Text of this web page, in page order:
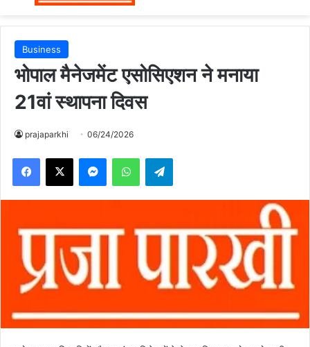
Business
भोपाल मैनेजमेंट एसोसिएशन ने मनाया
21वां स्थापना दिवस
prajaparkhi 06/24/2026
MessengerWhatsAppTelegram